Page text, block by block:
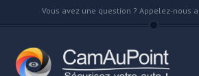
Vous avez une question ? Appelez-nous